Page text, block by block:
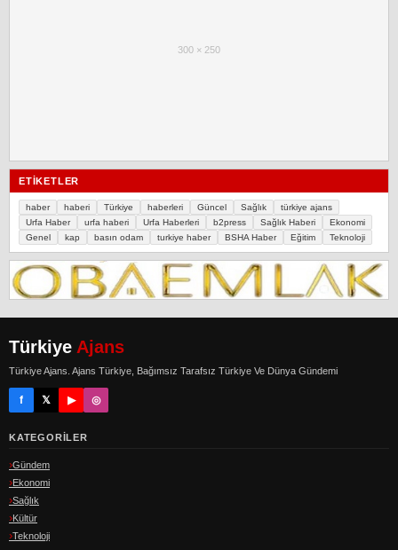
300 × 250
ETIKETLER
haber haberi Türkiye haberleri Güncel Sağlık
türkiye ajans
Urfa Haber
urfa haberi Urfa Haberleri b2press Sağlık Haberi
Ekonomi
Genel
kap basın odam turkiye haber BSHA Haber Eğitim Teknoloji
Türkiye Ajans
Türkiye Ajans. Ajans Türkiye, Bağımsız Tarafsız Türkiye Ve Dünya Gündemi
f 𝕏 ▶ ◎
KATEGORILER
Gündem
Ekonomi
Sağlık
Kültür
Teknoloji